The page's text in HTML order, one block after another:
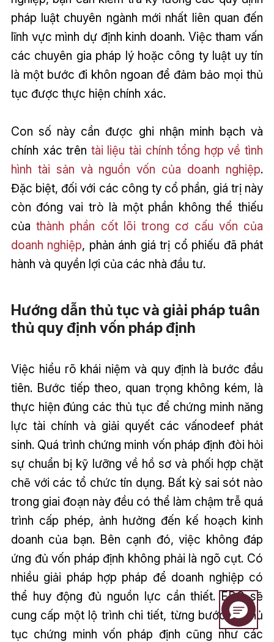
pháp luật chuyên ngành mới nhất liên quan đến
lĩnh vực mình dự định kinh doanh. Việc tham vấn
các chuyên gia pháp lý hoặc công ty luật uy tín
là một bước đi khôn ngoan để đảm bảo mọi thủ
tục được thực hiện chính xác.
Con số này cần được ghi nhận minh bạch và
chính xác trên tài liệu tài chính tổng hợp về tình
hình tài sản và nguồn vốn của doanh nghiệp.
Đặc biệt, đối với các công ty cổ phần, giá trị này
còn đóng vai trò là một phần không thể thiếu
củathành phần cốt lõi trong cơ cấu vốn của
doanh nghiệp, phản ánh giá trị cổ phiếu đã phát
hành và quyền lợi của các nhà đầu tư.
Hướng dẫn thủ tục và giải pháp tuân
thủ quy định vốn pháp định
Việc hiểu rõ khái niệm và quy định là bước đầu
tiên. Bước tiếp theo, quan trọng không kém, là
thực hiện đúng các thủ tục để chứng minh năng
lực tài chính và giải quyết các vấnodeef phát
sinh. Quá trình chứng minh vốn pháp định đòi hỏi
sự chuẩn bị kỹ lưỡng về hồ sơ và phối hợp chặt
chẽ với các tổ chức tín dụng. Bất kỳ sai sót nào
trong giai đoạn này đều có thể làm chậm trễ quá
trình cấp phép, ảnh hưởng đến kế hoạch kinh
doanh của bạn. Bên cạnh đó, việc không đáp
ứng đủ vốn pháp định không phải là ngõ cụt. Có
nhiều giải pháp hợp pháp để doanh nghiệp có
thể huy động đủ nguồn lực cần thiết. EBC sẽ
cung cấp một lộ trình chi tiết, từng bước về thủ
tục chứng minh vốn pháp định cũng như các